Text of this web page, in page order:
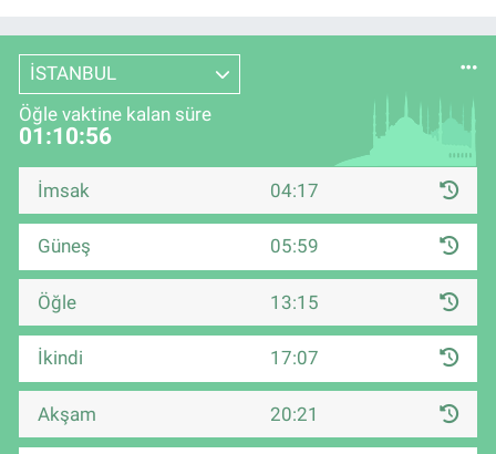
İSTANBUL
Öğle vaktine kalan süre
01:10:55
İmsak 04:17
Güneş 05:59
Öğle 13:15
İkindi 17:07
Akşam 20:21